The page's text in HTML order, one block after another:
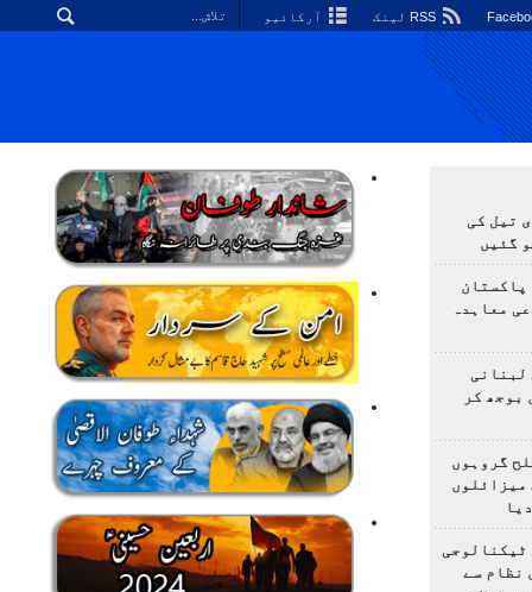
آرکائیو
تیل کی
گئیں
پاکستان
معاہدہ
لبنانی
بوجھ کر
گروہوں
میزائلوں
ٹیکنالوجی
نظام سے